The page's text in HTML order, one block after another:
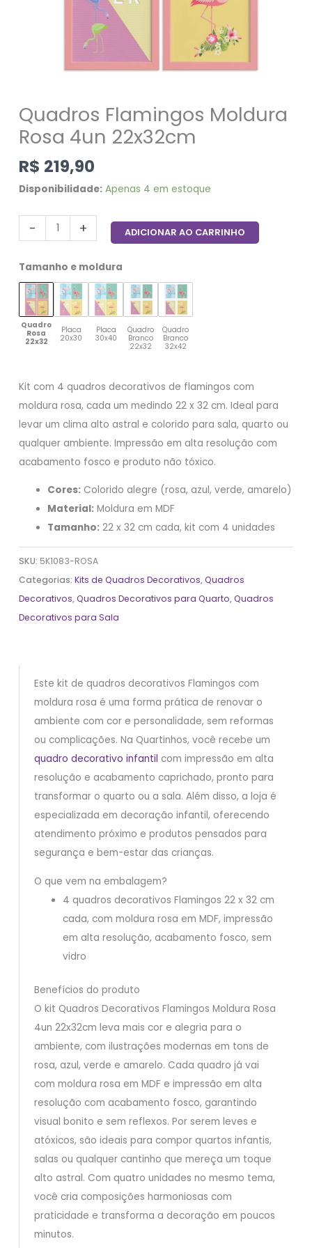
Quadros Flamingos Moldura
Rosa 4un 22x32cm
R$ 219,90
Disponibilidade: Apenas 4 em estoque
- + ADICIONAR AO CARRINHO
Tamanho e moldura
Quadro
Rosa
22x32
Placa
20x30
Placa
30x40
Quadro
Branco
22x32
Quadro
Branco
32x42
Kit com 4 quadros decorativos de flamingos com
moldura rosa, cada um medindo 22 x 32 cm. Ideal para
levar um clima alto astral e colorido para sala, quarto ou
qualquer ambiente. Impressão em alta resolução com
acabamento fosco e produto não tóxico.
Cores: Colorido alegre (rosa, azul, verde, amarelo)
Material: Moldura em MDF
Tamanho: 22 x 32 cm cada, kit com 4 unidades
SKU: 5K1083-ROSA
Categorias:Kits de Quadros Decorativos,Quadros
Decorativos,Quadros Decorativos para Quarto,Quadros
Decorativos para Sala
Este kit de quadros decorativos Flamingos com
moldura rosa é uma forma prática de renovar o
ambiente com cor e personalidade, sem reformas
ou complicações. Na Quartinhos, você recebe um
quadro decorativo infantil com impressão em alta
resolução e acabamento caprichado, pronto para
transformar o quarto ou a sala. Além disso, a loja é
especializada em decoração infantil, oferecendo
atendimento próximo e produtos pensados para
segurança e bem-estar das crianças.
O que vem na embalagem?
4 quadros decorativos Flamingos 22 x 32 cm
cada, com moldura rosa em MDF, impressão
em alta resolução, acabamento fosco, sem
vidro
Benefícios do produto
O kit Quadros Decorativos Flamingos Moldura Rosa
4un 22x32cm leva mais cor e alegria para o
ambiente, com ilustrações modernas em tons de
rosa, azul, verde e amarelo. Cada quadro já vai
com moldura rosa em MDF e impressão em alta
resolução com acabamento fosco, garantindo
visual bonito e sem reflexos. Por serem leves e
atóxicos, são ideais para compor quartos infantis,
salas ou qualquer cantinho que mereça um toque
alto astral. Com quatro unidades no mesmo tema,
você cria composições harmoniosas com
praticidade e transforma a decoração em poucos
minutos.